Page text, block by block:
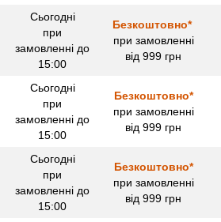
Сьогодні
при
замовленні до
15:00
Безкоштовно*
при замовленні
від 999 грн
Сьогодні
при
замовленні до
15:00
Безкоштовно*
при замовленні
від 999 грн
Сьогодні
при
замовленні до
15:00
Безкоштовно*
при замовленні
від 999 грн